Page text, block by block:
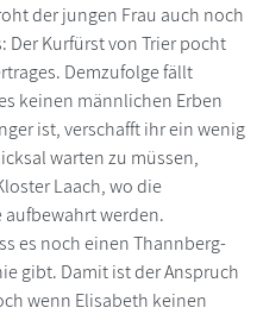
der jungen Frau auch noch
Der Kurfürst von Trier pocht
Demzufolge fällt
keinen männlichen Erben
ist, verschafft ihr ein wenig
warten zu müssen,
Laach, wo die
werden.
es noch einen Thannberg-
gibt. Damit ist der Anspruch
wenn Elisabeth keinen